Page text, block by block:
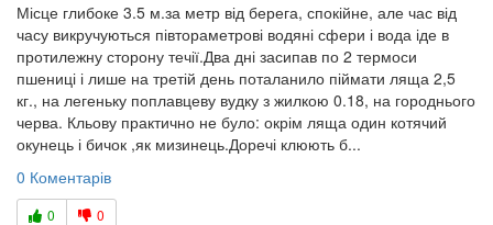
Місце глибоке 3.5 м.за метр від берега, спокійне, але час від
часу викручуються півтораметрові водяні сфери і вода іде в
протилежну сторону течії.Два дні засипав по 2 термоси
пшениці і лише на третій день поталанило піймати ляща 2,5
кг., на легеньку поплавцеву вудку з жилкою 0.18, на городнього
черва. Кльову практично не було: окрім ляща один котячий
окунець і бичок ,як мизинець.Доречі клюють б...
0 Коментарів
0 0